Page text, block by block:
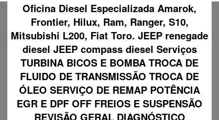
Oficina Diesel Especializada Amarok,
Frontier, Hilux, Ram, Ranger, S10,
Mitsubishi L200, Fiat Toro. JEEP renegade
diesel JEEP compass diesel Serviços
TURBINA BICOS E BOMBA TROCA DE
FLUIDO DE TRANSMISSÃO TROCA DE
ÓLEO SERVIÇO DE REMAP POTÊNCIA
EGR E DPF OFF FREIOS E SUSPENSÃO
REVISÃO GERAL DIAGNÓSTICO